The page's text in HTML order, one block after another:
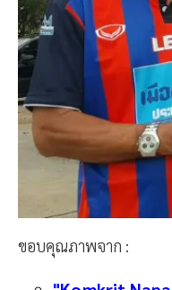
ขอบคุณภาพจาก :